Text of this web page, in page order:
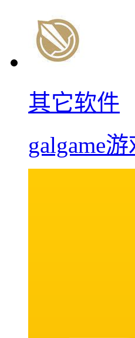
其它软件
galgame